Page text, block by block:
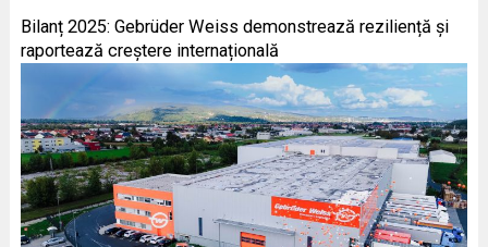
Bilanț 2025: Gebrüder Weiss demonstrează reziliență și
raportează creștere internațională